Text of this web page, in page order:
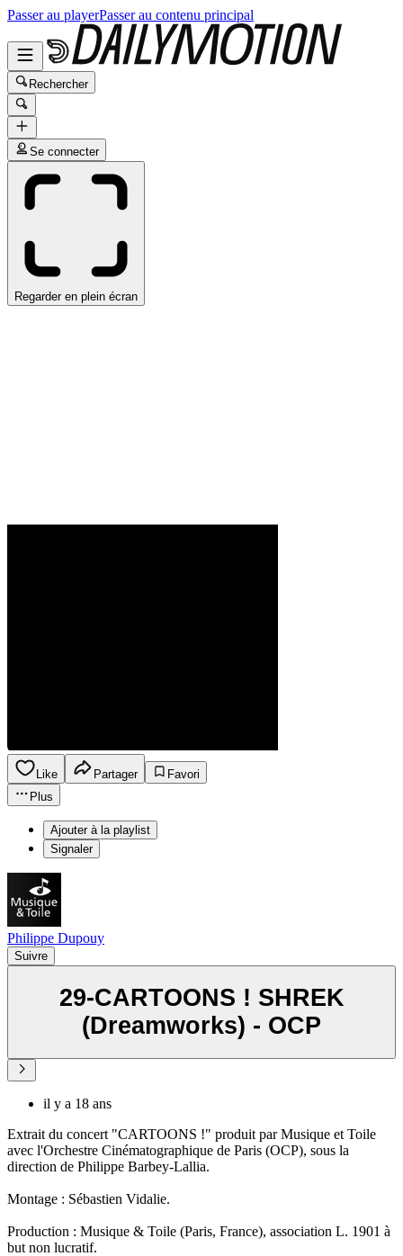
Passer au playerPasser au contenu principal
Rechercher
Se connecter
Regarder en plein écran
Like Partager
Favori
Plus
Ajouter à la playlist
Signaler
Philippe Dupouy
Suivre
29-CARTOONS ! SHREK
(Dreamworks) - OCP
il y a 18 ans
Extrait du concert "CARTOONS !" produit par Musique et Toile
avec l'Orchestre Cinématographique de Paris (OCP), sous la
direction de Philippe Barbey-Lallia.
Montage : Sébastien Vidalie.
Production : Musique & Toile (Paris, France), association L. 1901 à
but non lucratif.